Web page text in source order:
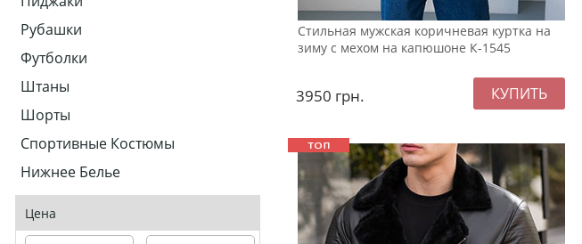
Рубашки
Футболки
Штаны
Шорты
Спортивные Костюмы
Нижнее Белье
Цена
Стильная мужская коричневая куртка на
зиму с мехом на капюшоне К-1545
3950 грн.